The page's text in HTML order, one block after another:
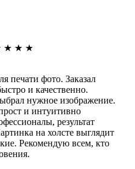
★ ★ ★
печати фото. Заказал
и качественно.
нужное изображение.
и интуитивно
результат
на холсте выглядит
Рекомендую всем, кто